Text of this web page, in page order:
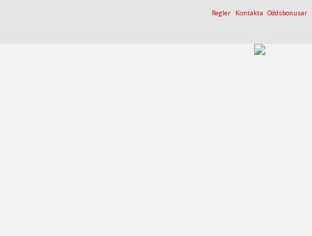
Regler Kontakta Oddsbonusar